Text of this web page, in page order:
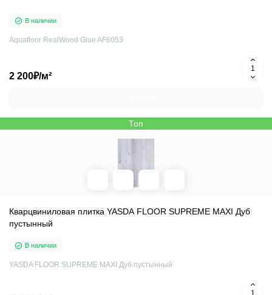
В наличии
Aquafloor RealWood Glue AF6053
2 200₽/м²
Топ
Кварцвиниловая плитка YASDA FLOOR SUPREME MAXI Дуб
пустынный
В наличии
YASDA FLOOR SUPREME MAXI Дуб пустынный